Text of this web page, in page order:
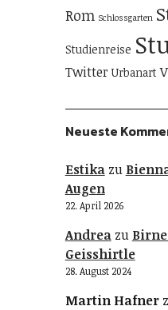
Rom Schlossgarten
Studienreise
Twitter Urbanart
Neueste
Estikazu
Augen
22. April 2026
Andreazu
Geisshirtle
28. August 2024
Martin Hafner